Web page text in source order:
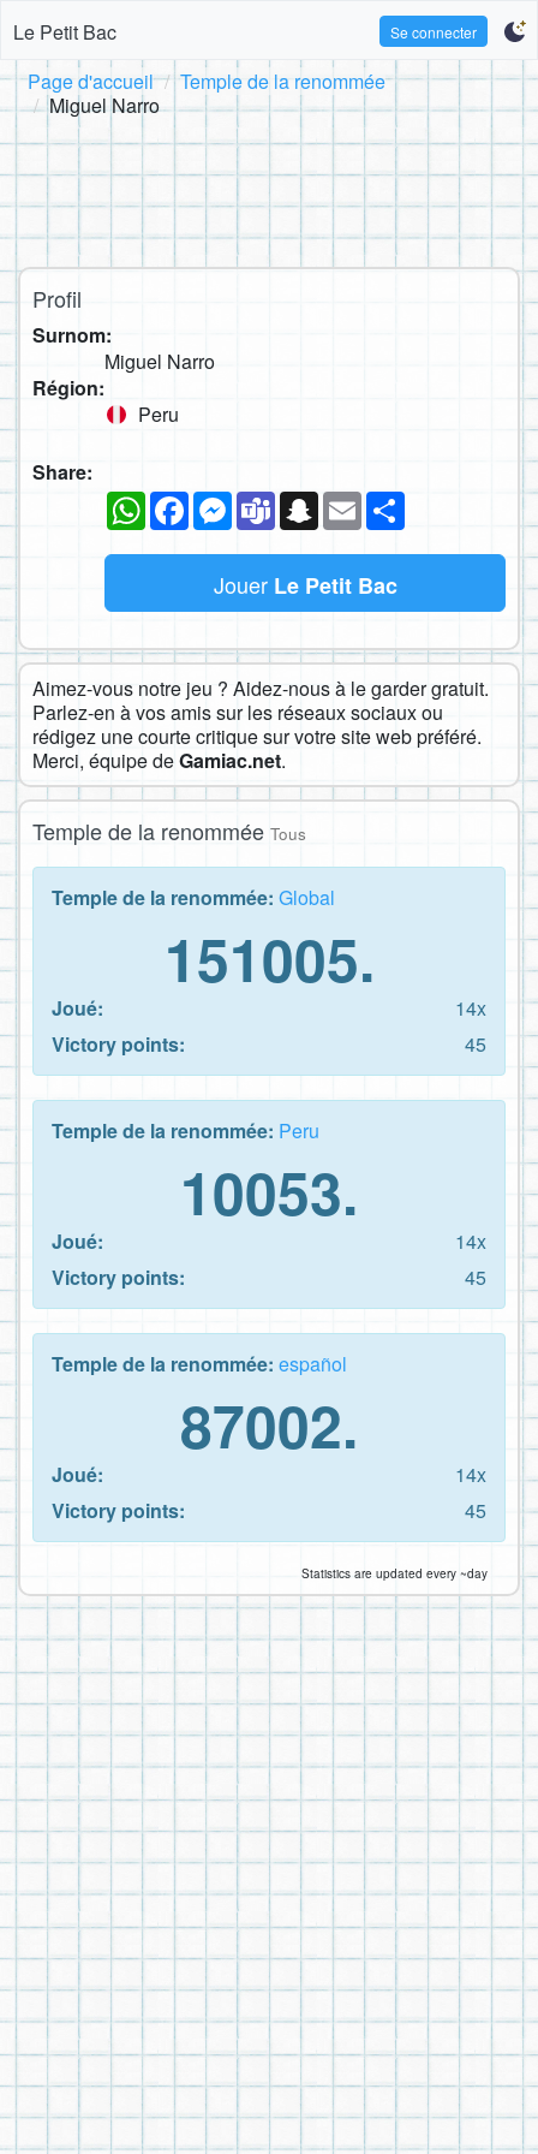
Le Petit Bac Se connecter
Page d'accueil
Temple de la renommée
Miguel Narro
Profil
Surnom:
Miguel Narro
Région:
Peru
Share:
WhatsAppFacebookMessenger
TeamsSnapchat
Email
Jouer Le Petit Bac
Aimez-vous notre jeu ? Aidez-nous à le garder gratuit.
Parlez-en à vos amis sur les réseaux sociaux ou
rédigez une courte critique sur votre site web préféré.
Merci, équipe deGamiac.net.
Temple de la renommée Tous
Temple de la renommée: Global
151005.
Joué:
14x
Victory points:
45
Temple de la renommée: Peru
10053.
Joué:
14x
Victory points:
45
Temple de la renommée: español
87002.
Joué:
14x
Victory points:
45
Statistics are updated every ~day